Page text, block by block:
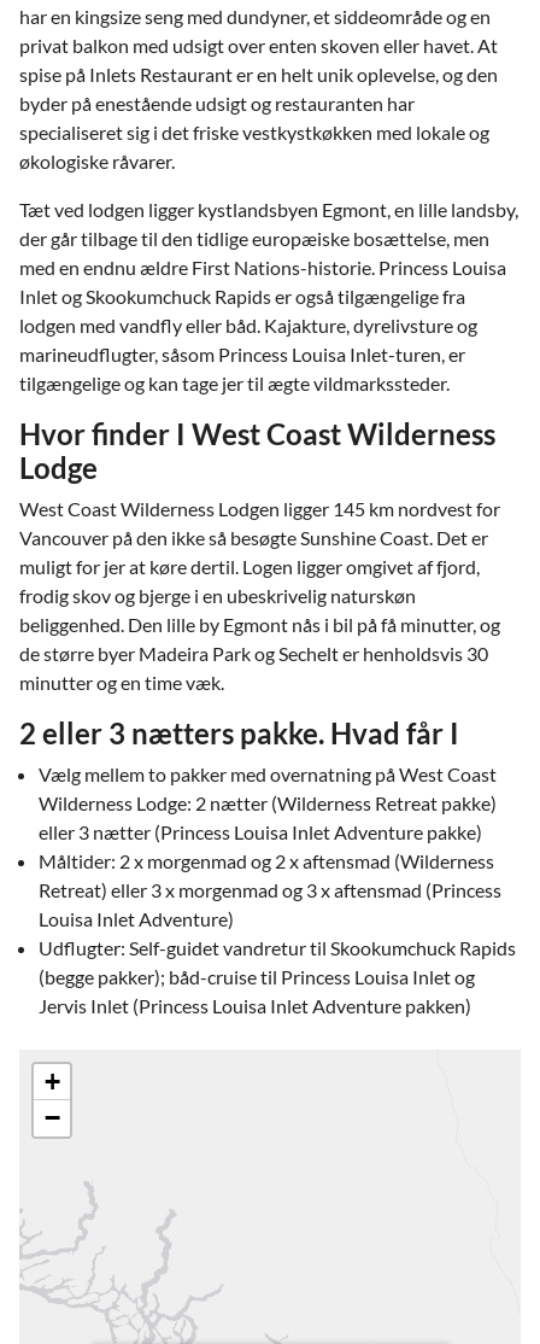
har en kingsize seng med dundyner, et siddeområde og en
privat balkon med udsigt over enten skoven eller havet. At
spise på Inlets Restaurant er en helt unik oplevelse, og den
byder på enestående udsigt og restauranten har
specialiseret sig i det friske vestkystkøkken med lokale og
økologiske råvarer.
Tæt ved lodgen ligger kystlandsbyen Egmont, en lille landsby,
der går tilbage til den tidlige europæiske bosættelse, men
med en endnu ældre First Nations-historie. Princess Louisa
Inlet og Skookumchuck Rapids er også tilgængelige fra
lodgen med vandfly eller båd. Kajakture, dyrelivsture og
marineudflugter, såsom Princess Louisa Inlet-turen, er
tilgængelige og kan tage jer til ægte vildmarkssteder.
Hvor finder I West Coast Wilderness
Lodge
West Coast Wilderness Lodgen ligger 145 km nordvest for
Vancouver på den ikke så besøgte Sunshine Coast. Det er
muligt for jer at køre dertil. Logen ligger omgivet af fjord,
frodig skov og bjerge i en ubeskrivelig naturskøn
beliggenhed. Den lille by Egmont nås i bil på få minutter, og
de større byer Madeira Park og Sechelt er henholdsvis 30
minutter og en time væk.
2 eller 3 nætters pakke. Hvad får I
Vælg mellem to pakker med overnatning på West Coast
Wilderness Lodge: 2 nætter (Wilderness Retreat pakke)
eller 3 nætter (Princess Louisa Inlet Adventure pakke)
Måltider: 2 x morgenmad og 2 x aftensmad (Wilderness
Retreat) eller 3 x morgenmad og 3 x aftensmad (Princess
Louisa Inlet Adventure)
Udflugter: Self-guidet vandretur til Skookumchuck Rapids
(begge pakker); båd-cruise til Princess Louisa Inlet og
Jervis Inlet (Princess Louisa Inlet Adventure pakken)
+
−